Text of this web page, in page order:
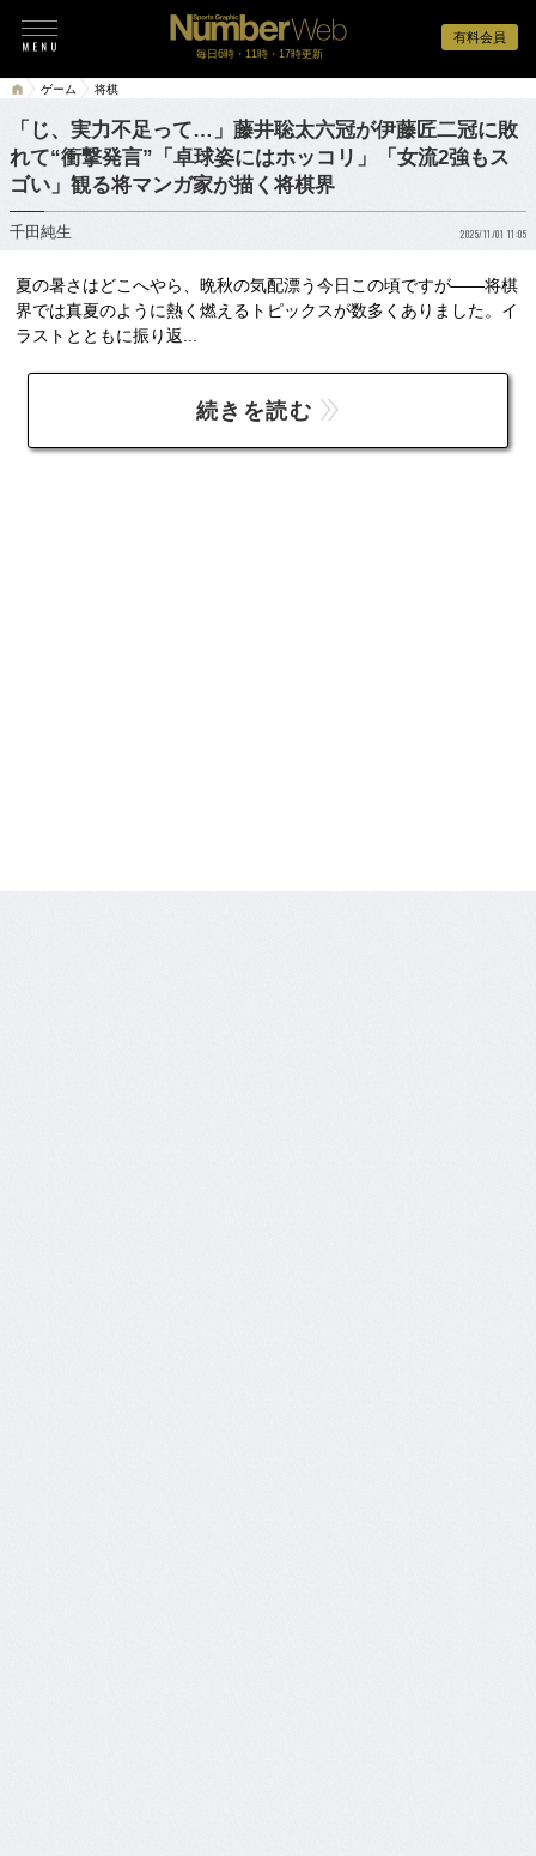
有料会員
毎日6時・11時・17時更新
ゲーム 将棋
「じ、実力不足って…」藤井聡太六冠が伊藤匠二冠に敗
れて“衝撃発言”「卓球姿にはホッコリ」「女流2強もス
ゴい」観る将マンガ家が描く将棋界
千田純生 2025/11/01 11:05
夏の暑さはどこへやら、晩秋の気配漂う今日この頃ですが——将棋
界では真夏のように熱く燃えるトピックスが数多くありました。イ
ラストとともに振り返...
続きを読む